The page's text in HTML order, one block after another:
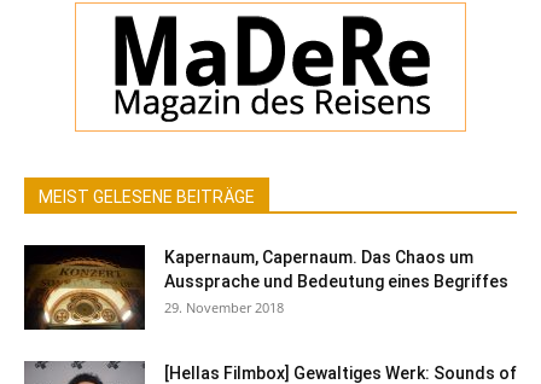
MEIST GELESENE BEITRÄGE
Kapernaum, Capernaum. Das Chaos um
Aussprache und Bedeutung eines Begriffes
29. November 2018
[Hellas Filmbox] Gewaltiges Werk: Sounds of